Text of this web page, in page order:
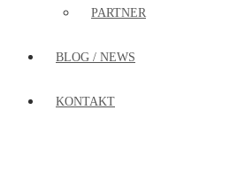
PARTNER
BLOG / NEWS
KONTAKT